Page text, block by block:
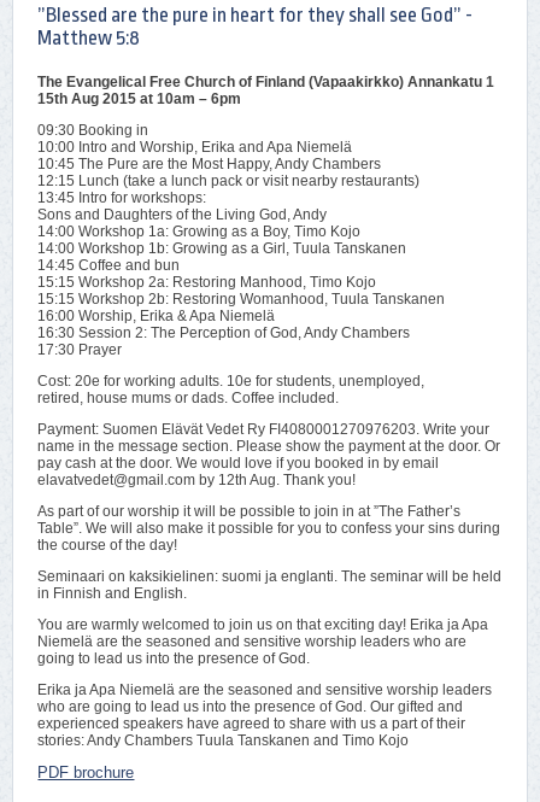
”Blessed are the pure in heart for they shall see God” -
Matthew 5:8
The Evangelical Free Church of Finland (Vapaakirkko) Annankatu 1
15th Aug 2015 at 10am – 6pm
09:30 Booking in
10:00 Intro and Worship, Erika and Apa Niemelä
10:45 The Pure are the Most Happy, Andy Chambers
12:15 Lunch (take a lunch pack or visit nearby restaurants)
13:45 Intro for workshops:
Sons and Daughters of the Living God, Andy
14:00 Workshop 1a: Growing as a Boy, Timo Kojo
14:00 Workshop 1b: Growing as a Girl, Tuula Tanskanen
14:45 Coffee and bun
15:15 Workshop 2a: Restoring Manhood, Timo Kojo
15:15 Workshop 2b: Restoring Womanhood, Tuula Tanskanen
16:00 Worship, Erika & Apa Niemelä
16:30 Session 2: The Perception of God, Andy Chambers
17:30 Prayer
Cost: 20e for working adults. 10e for students, unemployed,
retired, house mums or dads. Coffee included.
Payment: Suomen Elävät Vedet Ry FI4080001270976203. Write your
name in the message section. Please show the payment at the door. Or
pay cash at the door. We would love if you booked in by email
elavatvedet@gmail.com by 12th Aug. Thank you!
As part of our worship it will be possible to join in at ”The Father’s
Table”. We will also make it possible for you to confess your sins during
the course of the day!
Seminaari on kaksikielinen: suomi ja englanti. The seminar will be held
in Finnish and English.
You are warmly welcomed to join us on that exciting day! Erika ja Apa
Niemelä are the seasoned and sensitive worship leaders who are
going to lead us into the presence of God.
Erika ja Apa Niemelä are the seasoned and sensitive worship leaders
who are going to lead us into the presence of God. Our gifted and
experienced speakers have agreed to share with us a part of their
stories: Andy Chambers Tuula Tanskanen and Timo Kojo
PDF brochure